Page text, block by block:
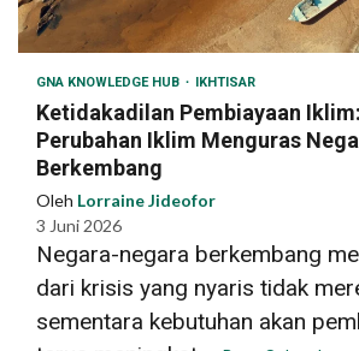
GNA KNOWLEDGE HUB IKHTISAR
Ketidakadilan Pembiayaan
Perubahan Iklim Menguras
Berkembang
Oleh Lorraine Jideofor
3 Juni 2026
Negara-negara berkembang
dari krisis yang nyaris tidak
sementara kebutuhan akan